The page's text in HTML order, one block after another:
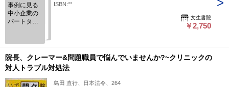
事例に見る
中小企業の
パートタイ
法 ビジネス
ガイド ’８０
／６月臨時
増刊号 保存
版
ISBN:**
文生書院
￥2,750
院長、クレーマー&問題職員で悩んでいませんか?~クリニックの
対人トラブル対処法
島田 直行、日本法令、264